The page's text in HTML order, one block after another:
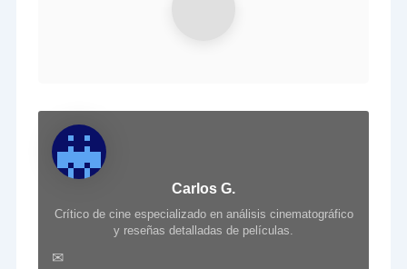
Carlos G.
Crítico de cine especializado en análisis cinematográfico
y reseñas detalladas de películas.
✉